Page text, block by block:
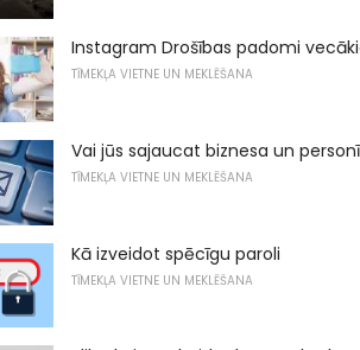
Instagram Drošības padomi
TĪMEKĻA VIETNE UN MEKLĒŠANA
Vai jūs sajaucat biznesa un
TĪMEKĻA VIETNE UN MEKLĒŠANA
Kā izveidot spēcīgu paroli
TĪMEKĻA VIETNE UN MEKLĒŠANA